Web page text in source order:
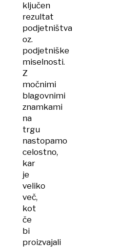
ključen
rezultat
podjetništva
oz.
podjetniške
miselnosti.
Z
močnimi
blagovnimi
znamkami
na
trgu
nastopamo
celostno,
kar
je
veliko
več,
kot
če
bi
proizvajali